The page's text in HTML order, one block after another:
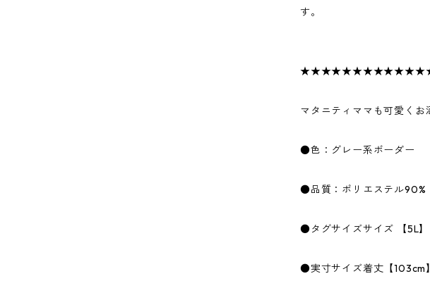
す。
マタニティママも可愛くお
●色：グレー系ボーダー
●品質：ポリエステル
●タグサイズサイズ 【5L】
●実寸サイズ着丈【103cm】